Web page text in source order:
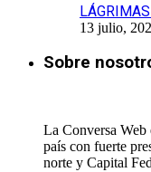
13 julio,
Sobre
La Conversa Web
país con fuerte
norte y Capital